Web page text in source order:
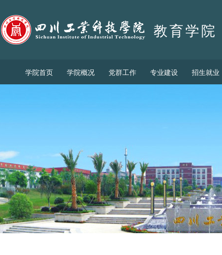
教育学院
学院首页 学院概况 党群工作 专业建设 招生就业